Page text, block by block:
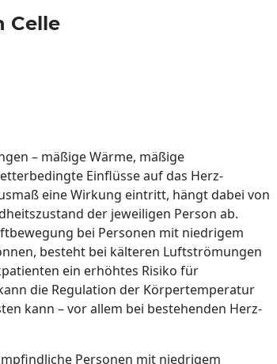
Celle
– mäßige Wärme, mäßige
Einflüsse auf das Herz-
eine Wirkung eintritt, hängt dabei von
der jeweiligen Person ab.
bei Personen mit niedrigem
besteht bei kälteren Luftströmungen
ein erhöhtes Risiko für
die Regulation der Körpertemperatur
kann – vor allem bei bestehenden Herz-
Personen mit niedrigem